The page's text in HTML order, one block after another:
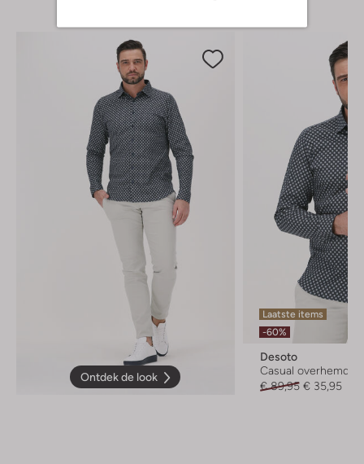
Ontdek de look
Laatste items
-60%
Desoto
Casual overhemd
€ 89,95 € 35,95